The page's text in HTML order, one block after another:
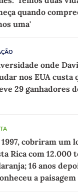
quando
uma'
onde
nos EUA custa
29 ganhadores
1997, cobriram um
Rica com 12.000
16 anos
a paisagem